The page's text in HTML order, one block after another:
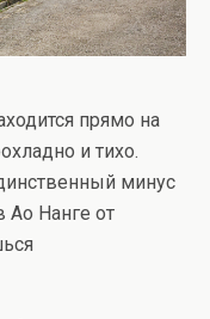
прямо на
и тихо.
минус
Ао Нанге от